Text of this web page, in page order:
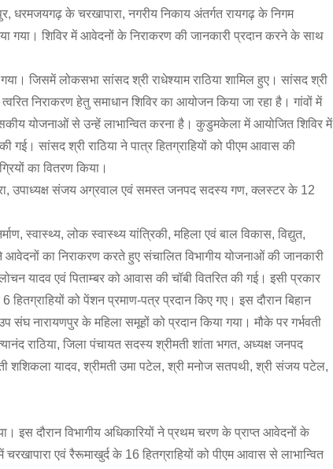
के चरखापारा, नगरीय निकाय अंतर्गत रायगढ़ के निगम
गया। शिविर में आवेदनों के निराकरण की जानकारी प्रदान करने के साथ
लोकसभा सांसद श्री राधेश्याम राठिया शामिल हुए। सांसद श्री
निराकरण हेतु समाधान शिविर का आयोजन किया जा रहा है। गांवों में
योजनाओं से उन्हें लाभान्वित करना है। कुडुमकेला में आयोजित शिविर में
सांसद श्री राठिया ने पात्र हितग्राहियों को पीएम आवास की
का वितरण किया।
उपाध्यक्ष संजय अग्रवाल एवं समस्त जनपद सदस्य गण, क्लस्टर के 12
लोक स्वास्थ्य यांत्रिकी, महिला एवं बाल विकास, विद्युत,
आवेदनों का निराकरण करते हुए संचालित विभागीय योजनाओं की जानकारी
यादव एवं पिताम्बर को आवास की चॉबी वितरित की गई। इसी प्रकार
हितग्राहियों को पेंशन प्रमाण-पत्र प्रदान किए गए। इस दौरान बिहान
नारायणपुर के महिला समूहों को प्रदान किया गया। मौके पर गर्भवती
राठिया, जिला पंचायत सदस्य श्रीमती शांता भगत, अध्यक्ष जनपद
शशिकला यादव, श्रीमती उमा पटेल, श्री मनोज सतपथी, श्री संजय पटेल,
इस दौरान विभागीय अधिकारियों ने प्रथम चरण के प्राप्त आवेदनों के
एवं रैरूमाखुर्द के 16 हितग्राहियों को पीएम आवास से लाभान्वित